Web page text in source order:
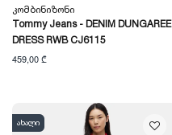
Კომბინიზონი
Tommy Jeans - DENIM DUNGAREE
DRESS RWB CJ6115
459,00 ₾
ახალი